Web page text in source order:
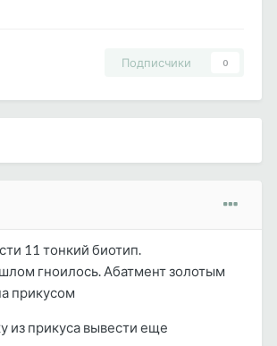
Подписчики 0
11 тонкий биотип.
гноилось. Абатмент золотым
прикусом
из прикуса вывести еще